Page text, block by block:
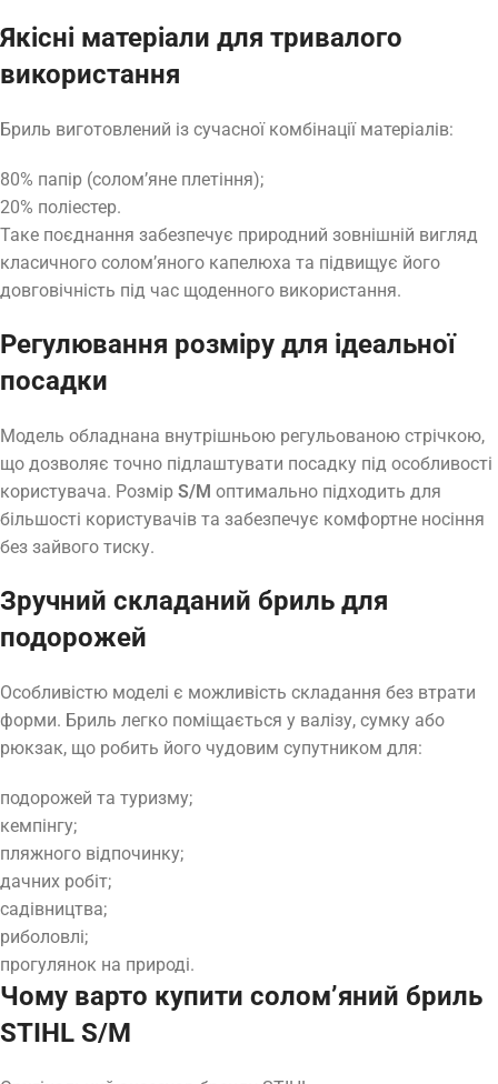
Якісні матеріали для тривалого
використання
Бриль виготовлений із сучасної комбінації матеріалів:
80% папір (солом’яне плетіння);
20% поліестер.
Таке поєднання забезпечує природний зовнішній вигляд
класичного солом’яного капелюха та підвищує його
довговічність під час щоденного використання.
Регулювання розміру для ідеальної
посадки
Модель обладнана внутрішньою регульованою стрічкою,
що дозволяє точно підлаштувати посадку під особливості
користувача. Розмір S/M оптимально підходить для
більшості користувачів та забезпечує комфортне носіння
без зайвого тиску.
Зручний складаний бриль для
подорожей
Особливістю моделі є можливість складання без втрати
форми. Бриль легко поміщається у валізу, сумку або
рюкзак, що робить його чудовим супутником для:
подорожей та туризму;
кемпінгу;
пляжного відпочинку;
дачних робіт;
садівництва;
риболовлі;
прогулянок на природі.
Чому варто купити солом’яний бриль
STIHL S/M